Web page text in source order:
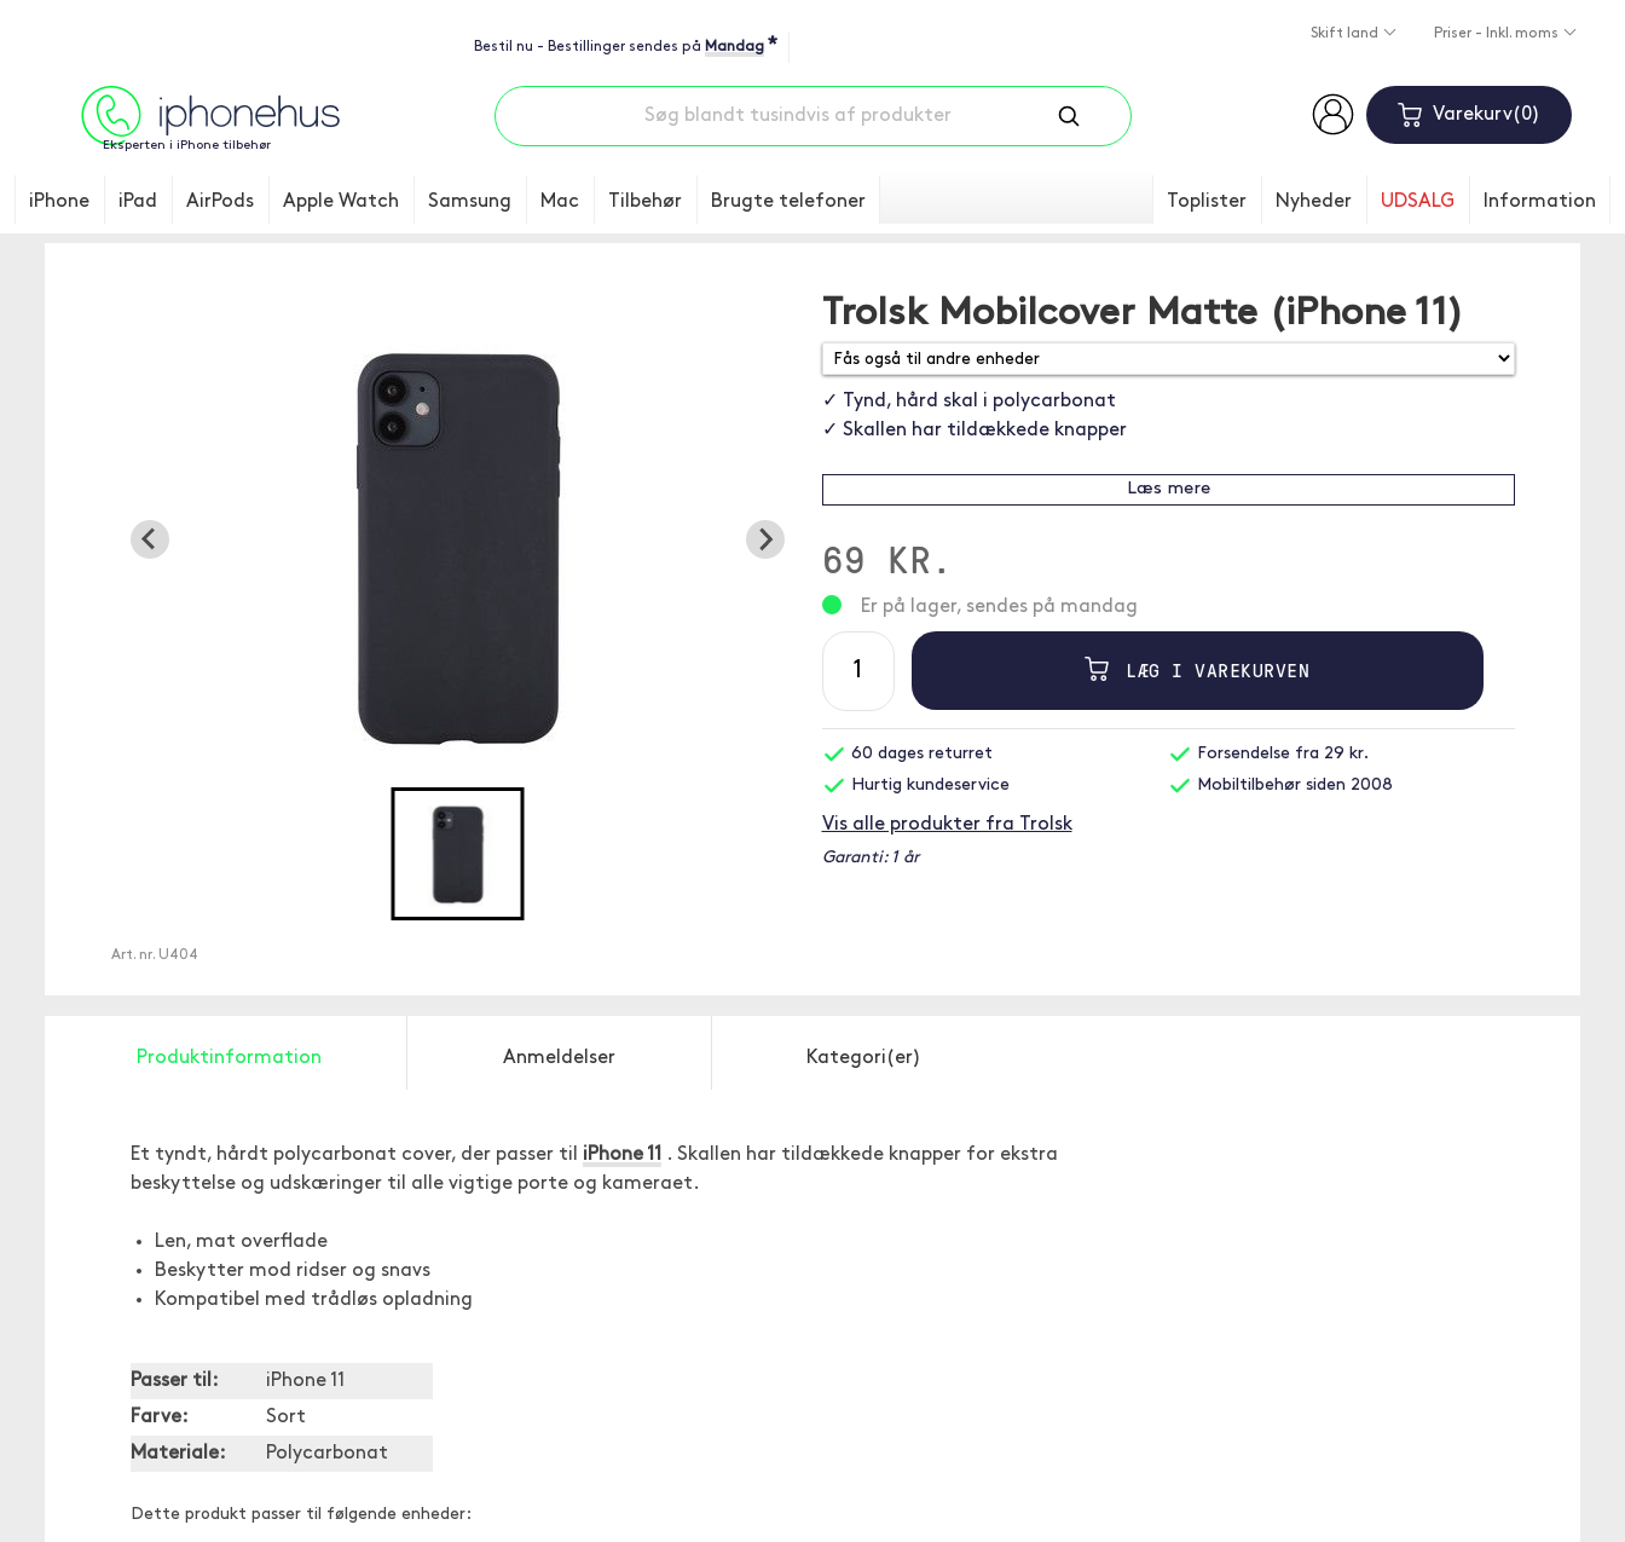
Bestil nu - Bestillinger sendes på Mandag *
Skift land Priser - Inkl. moms
Eksperten i iPhone tilbehør
Varekurv 0
iPhone iPad AirPods Apple Watch Samsung Mac Tilbehør Brugte telefoner Toplister Nyheder UDSALG Information
Art. nr. U404
Trolsk Mobilcover Matte (iPhone 11)
✓ Tynd, hård skal i polycarbonat
✓ Skallen har tildækkede knapper
Læs mere
69 KR.
Er på lager, sendes på mandag
LÆG I VAREKURVEN
60 dages returret
Forsendelse fra 29 kr.
Hurtig kundeservice
Mobiltilbehør siden 2008
Vis alle produkter fra Trolsk
Garanti: 1 år
Produktinformation Anmeldelser Kategori(er)
Et tyndt, hårdt polycarbonat cover, der passer til iPhone 11 . Skallen har tildækkede knapper for ekstra
beskyttelse og udskæringer til alle vigtige porte og kameraet.
Len, mat overflade
Beskytter mod ridser og snavs
Kompatibel med trådløs opladning
Passer til:
iPhone 11
Farve:
Sort
Materiale:
Polycarbonat
Dette produkt passer til følgende enheder: